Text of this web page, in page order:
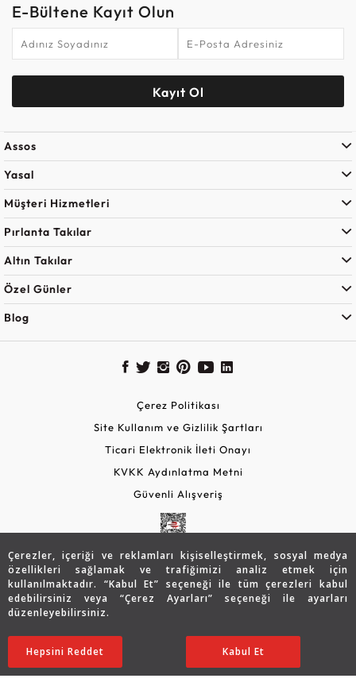
Çerezler, içeriği ve reklamları kişiselleştirmek, sosyal medya
özellikleri sağlamak ve trafiğimizi analiz etmek için
kullanılmaktadır. “Kabul Et” seçeneği ile tüm çerezleri kabul
edebilirsiniz veya “Çerez Ayarları” seçeneği ile ayarları
düzenleyebilirsiniz.
Ayarları Düzenle
Hepsini Reddet Kabul Et
69.766 TL
48.823TL SATIN ALIN
E-Bültene Kayıt Olun
Kayıt Ol
Assos
Yasal
Müşteri Hizmetleri
Pırlanta Takılar
Altın Takılar
Özel Günler
Blog
Çerez Politikası
Site Kullanım ve Gizlilik Şartları
Ticari Elektronik İleti Onayı
KVKK Aydınlatma Metni
Güvenli Alışveriş
Copyright © 2026 Assos Pırlanta - Bu sitenin tüm hakları